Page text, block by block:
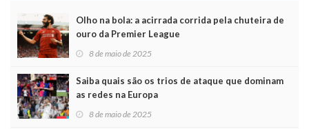
Olho na bola: a acirrada corrida pela chuteira de
ouro da Premier League
8 de maio de 2025
Saiba quais são os trios de ataque que dominam
as redes na Europa
8 de maio de 2025